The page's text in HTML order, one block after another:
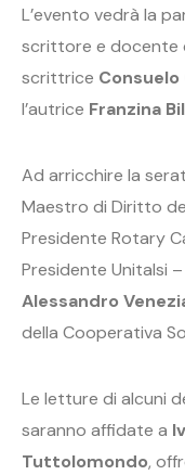
L’evento vedrà la
scrittore e docente
scrittrice Consuelo
l’autrice Franzina
Ad arricchire la
Maestro di Diritto
Presidente Rotary
Presidente Unitalsi
Alessandro
della Cooperativa
Le letture di alcuni
saranno affidate a
Tuttolomondo,